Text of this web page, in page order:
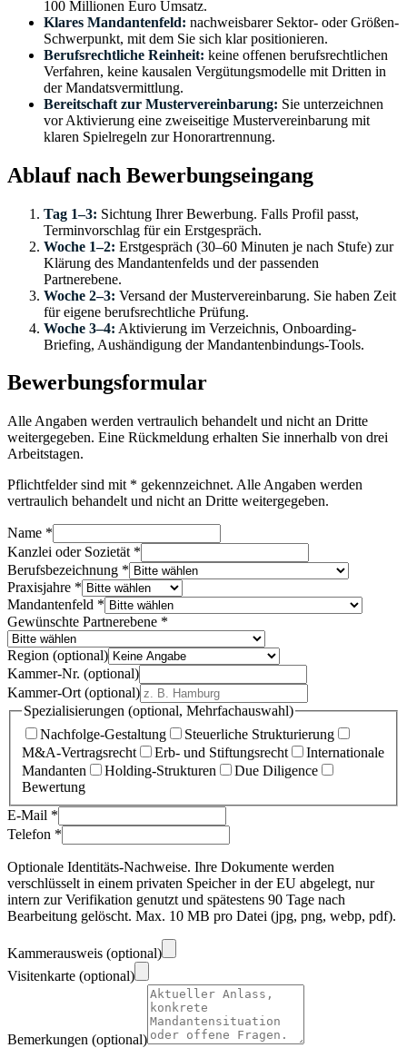
100 Millionen Euro Umsatz.
Klares Mandantenfeld: nachweisbarer Sektor- oder Größen-
Schwerpunkt, mit dem Sie sich klar positionieren.
Berufsrechtliche Reinheit: keine offenen berufsrechtlichen
Verfahren, keine kausalen Vergütungsmodelle mit Dritten in
der Mandatsvermittlung.
Bereitschaft zur Mustervereinbarung: Sie unterzeichnen
vor Aktivierung eine zweiseitige Mustervereinbarung mit
klaren Spielregeln zur Honorartrennung.
Ablauf nach Bewerbungseingang
Tag 1–3: Sichtung Ihrer Bewerbung. Falls Profil passt,
Terminvorschlag für ein Erstgespräch.
Woche 1–2: Erstgespräch (30–60 Minuten je nach Stufe) zur
Klärung des Mandantenfelds und der passenden
Partnerebene.
Woche 2–3: Versand der Mustervereinbarung. Sie haben Zeit
für eigene berufsrechtliche Prüfung.
Woche 3–4: Aktivierung im Verzeichnis, Onboarding-
Briefing, Aushändigung der Mandantenbindungs-Tools.
Bewerbungsformular
Alle Angaben werden vertraulich behandelt und nicht an Dritte
weitergegeben. Eine Rückmeldung erhalten Sie innerhalb von drei
Arbeitstagen.
Pflichtfelder sind mit * gekennzeichnet. Alle Angaben werden
vertraulich behandelt und nicht an Dritte weitergegeben.
Name *
Kanzlei oder Sozietät *
Berufsbezeichnung *
Praxisjahre *
Mandantenfeld *
Gewünschte Partnerebene *
Region (optional)
Kammer-Nr. (optional)
Kammer-Ort (optional)
Spezialisierungen (optional, Mehrfachauswahl)
Nachfolge-Gestaltung
Steuerliche Strukturierung
M&A-Vertragsrecht
Erb- und Stiftungsrecht
Internationale
Mandanten
Holding-Strukturen
Due Diligence
Bewertung
E-Mail *
Telefon *
Optionale Identitäts-Nachweise. Ihre Dokumente werden
verschlüsselt in einem privaten Speicher in der EU abgelegt, nur
intern zur Verifikation genutzt und spätestens 90 Tage nach
Bearbeitung gelöscht. Max. 10 MB pro Datei (jpg, png, webp, pdf).
Kammerausweis (optional)
Visitenkarte (optional)
Bemerkungen (optional)